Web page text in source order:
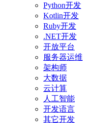
Python开发
Kotlin开发
Ruby开发
.NET开发
开放平台
服务器运维
架构师
大数据
云计算
人工智能
开发语言
其它开发